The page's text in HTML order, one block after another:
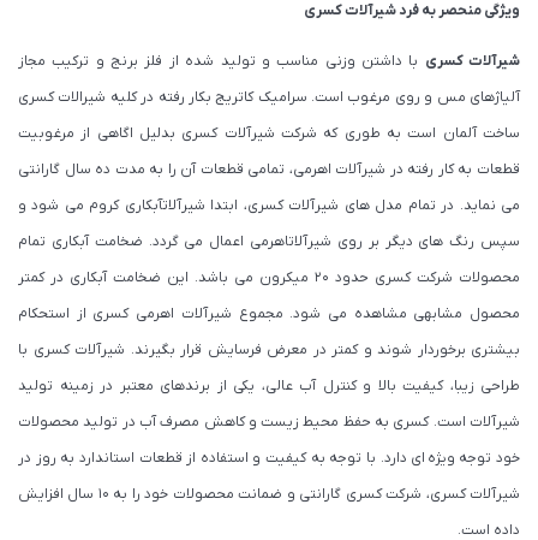
ویژگی منحصر به فرد شیرآلات کسری
شیرآلات کسری با داشتن وزنی مناسب و تولید شده از فلز برنج و ترکیب مجاز
آلیاژهای مس و روی مرغوب است. سرامیک کاتریج بکار رفته در کلیه شیرالات کسری
ساخت آلمان است به طوری که شرکت شیرآلات کسری بدلیل اگاهی از مرغوبیت
قطعات به کار رفته در شیرآلات اهرمی، تمامی قطعات آن را به مدت ده سال گارانتی
می نماید. در تمام مدل های شیرآلات کسری، ابتدا شیرآلاتآبکاری کروم می شود و
سپس رنگ های دیگر بر روی شیرآلاتاهرمی اعمال می گردد. ضخامت آبکاری تمام
محصولات شرکت کسری حدود ۲۰ میکرون می باشد. این ضخامت آبکاری در کمتر
محصول مشابهی مشاهده می شود. مجموع شیرآلات اهرمی کسری از استحکام
بیشتری برخوردار شوند و کمتر در معرض فرسایش قرار بگیرند. شیرآلات کسری با
طراحی زیبا، کیفیت بالا و کنترل آب عالی، یکی از برندهای معتبر در زمینه تولید
شیرآلات است. کسری به حفظ محیط زیست و کاهش مصرف آب در تولید محصولات
خود توجه ویژه ای دارد. با توجه به کیفیت و استفاده از قطعات استاندارد به روز در
شیرآلات کسری، شرکت کسری گارانتی و ضمانت محصولات خود را به 10 سال افزایش
داده است.